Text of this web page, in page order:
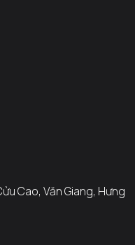
Cao, Văn Giang, Hưng